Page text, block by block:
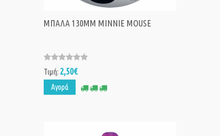
ΜΠΑΛΑ 130MM MINNIE MOUSE
Τιμή: 2,50€
Αγορά